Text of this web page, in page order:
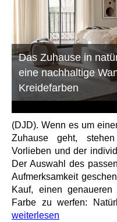
Das Zuhause in
eine nachhaltige
Kreidefarben
(DJD). Wenn es um
Zuhause geht,
Vorlieben und der
Der Auswahl des
Aufmerksamkeit
Kauf, einen
Farbe zu werfen:
weiterlesen